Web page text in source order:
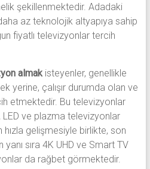
şekillenmektedir. Adadaki
az teknolojik altyapıya sahip
fiyatlı televizyonlar tercih
almakisteyenler, genellikle
yerine, çalışır durumda olan ve
etmektedir. Bu televizyonlar
LED ve plazma televizyonlar
gelişmesiyle birlikte, son
yanı sıra 4K UHD ve Smart TV
da rağbet görmektedir.